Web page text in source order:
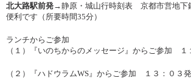
北大路駅前発→静原・城山行時刻表 京都市営地下
便利です（所要時間35分）
ランチからご参加
（１）『いのちからのメッセージ』からご参加 １
（２）『ハドウラムWS』からご参加 １３：０３発